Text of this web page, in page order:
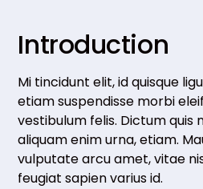
Introduction
Mi tincidunt elit, id quisque
etiam suspendisse morbi
vestibulum felis. Dictum quis
aliquam enim urna, etiam.
vulputate arcu amet, vitae
feugiat sapien varius id.